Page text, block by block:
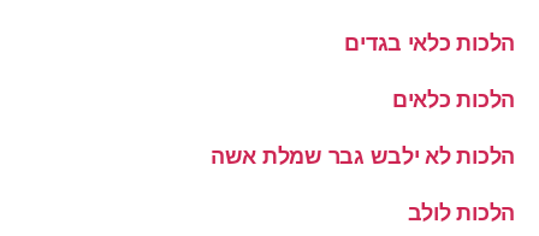
הלכות כלאי בגדים
הלכות כלאים
הלכות לא ילבש גבר שמלת אשה
הלכות לולב